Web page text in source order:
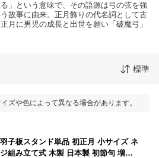
」という意味で、その語源は弓の弦を強
故事に由来。正月飾りの代名詞として古
月に男児の成長と出世を願い「破魔弓」
標準
ズや色によって異なる場合があります。
羽子板スタンド単品 初正月 小サイズ ネ
ジ組み立て式 木製 日本製 初節句 増村